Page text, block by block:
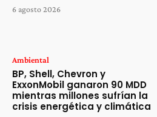
6 agosto 2026
Ambiental
BP, Shell, Chevron y
ExxonMobil ganaron 90 MDD
mientras millones sufrían la
crisis energética y climática